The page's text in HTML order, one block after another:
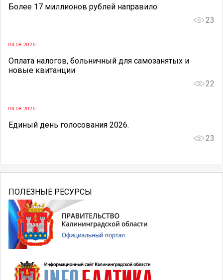
Более 17 миллионов рублей направило
23
03.08.2026
Оплата налогов, больничный для самозанятых и
новые квитанции
22
03.08.2026
Единый день голосования 2026.
23
ПОЛЕЗНЫЕ РЕСУРСЫ